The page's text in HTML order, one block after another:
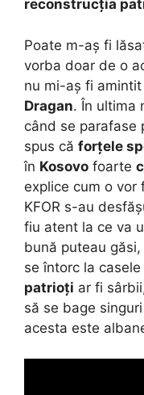
reconstrucția
Poate m-aș fi
vorba doar de o
nu mi-aș fi
Dragan. În ultima
când se parafase
spus că forțele
în Kosovo foarte
explice cum o vor
KFOR s-au
fiu atent la ce va
bună puteau
se întorc la
patrioți ar fi
să se bage
acesta este